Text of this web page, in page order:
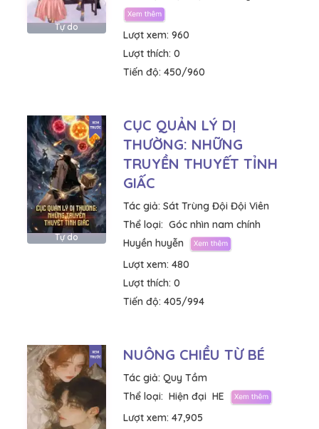
Tự do
Lượt xem: 960
Lượt thích: 0
Tiến độ: 450/960
Tự do
CỤC QUẢN LÝ DỊ
THƯỜNG: NHỮNG
TRUYỀN THUYẾT TỈNH
GIẤC
Tác giả: Sát Trùng Đội Đội Viên
Thể loại: Góc nhìn nam chính
Huyền huyễn
Lượt xem: 480
Lượt thích: 0
Tiến độ: 405/994
NUÔNG CHIỀU TỪ BÉ
Tác giả: Quy Tầm
Thể loại: Hiện đại HE
Lượt xem: 47,905